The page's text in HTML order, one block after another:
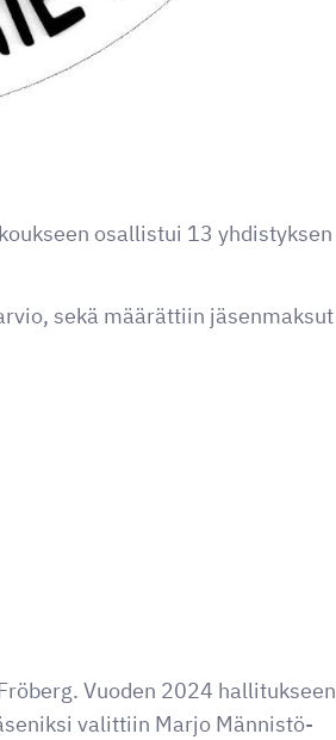
osallistui 13 yhdistyksen
sekä määrättiin jäsenmaksut
Vuoden 2024 hallitukseen
valittiin Marjo Männistö-